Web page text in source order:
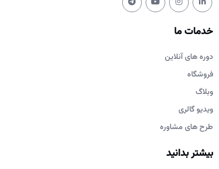
خدمات ما
دوره های آنلاین
فروشگاه
وبلاگ
ویدیو گالری
طرح های مشاوره
بیشتر بدانید